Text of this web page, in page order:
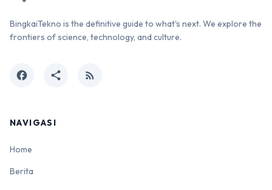
BingkaiTekno is the definitive guide to what's next. We explore the
frontiers of science, technology, and culture.
facebook share rss_feed
NAVIGASI
Home
Berita